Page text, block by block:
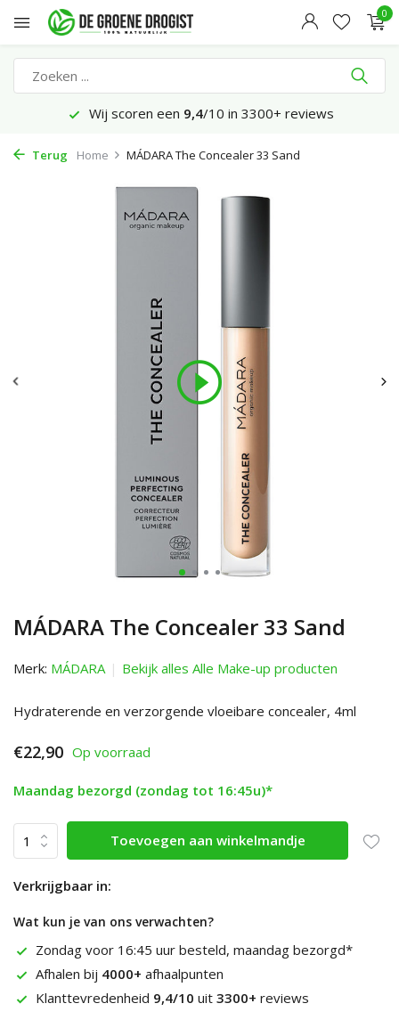
0
Wij scoren een 9,4/10 in 3300+ reviews
Terug Home MÁDARA The Concealer 33 Sand
MÁDARA The Concealer 33 Sand
Merk: MÁDARA Bekijk alles Alle Make-up producten
Hydraterende en verzorgende vloeibare concealer, 4ml
€22,90 Op voorraad
Maandag bezorgd (zondag tot 16:45u)*
Toevoegen aan winkelmandje
Verkrijgbaar in:
Wat kun je van ons verwachten?
Zondag voor 16:45 uur besteld, maandag bezorgd*
Afhalen bij 4000+ afhaalpunten
Klanttevredenheid 9,4/10 uit 3300+ reviews